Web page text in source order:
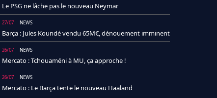
Le PSG ne lâche pas le nouveau Neymar
27/07 NEWS
Barça : Jules Koundé vendu 65M€, dénouement imminent
26/07 NEWS
Mercato : Tchouaméni à MU, ça approche !
26/07 NEWS
Mercato : Le Barça tente le nouveau Haaland